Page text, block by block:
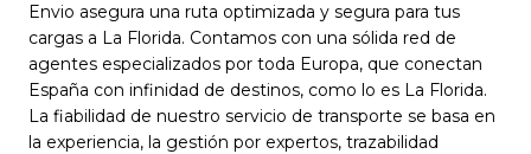
Envio asegura una ruta optimizada y segura para tus
cargas a La Florida. Contamos con una sólida red de
agentes especializados por toda Europa, que conectan
España con infinidad de destinos, como lo es La Florida.
La fiabilidad de nuestro servicio de transporte se basa en
la experiencia, la gestión por expertos, trazabilidad